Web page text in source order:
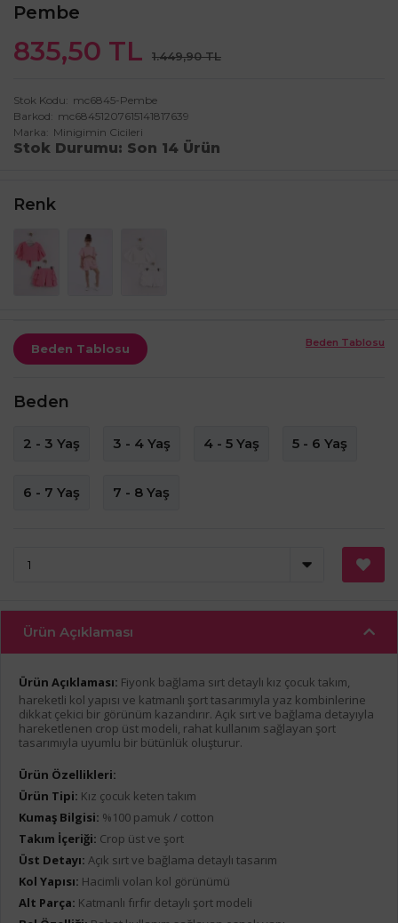
Pembe
835,50 TL 1.449,90 TL
Stok Kodu
mc6845-Pembe
Barkod
mc68451207615141817639
Marka
Minigimin Cicileri
Stok Durumu Son 14 Ürün
Renk
Beden Tablosu
Beden Tablosu
Beden
2 - 3 Yaş 3 - 4 Yaş 4 - 5 Yaş 5 - 6 Yaş
6 - 7 Yaş 7 - 8 Yaş
Ürün Açıklaması
Ürün Açıklaması: Fiyonk bağlama sırt detaylı kız çocuk takım,
hareketli kol yapısı ve katmanlı şort tasarımıyla yaz kombinlerine
dikkat çekici bir görünüm kazandırır. Açık sırt ve bağlama detayıyla
hareketlenen crop üst modeli, rahat kullanım sağlayan şort
tasarımıyla uyumlu bir bütünlük oluşturur.
Ürün Özellikleri:
Ürün Tipi: Kız çocuk keten takım
Kumaş Bilgisi: %100 pamuk / cotton
Takım İçeriği: Crop üst ve şort
Üst Detayı: Açık sırt ve bağlama detaylı tasarım
Kol Yapısı: Hacimli volan kol görünümü
Alt Parça: Katmanlı fırfır detaylı şort modeli